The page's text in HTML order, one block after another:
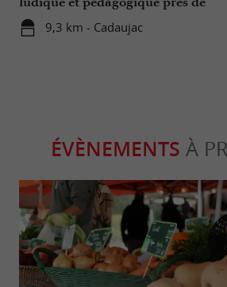
Bordeaux
9,3 km - Cadaujac
ÉVÈNEMENTS À